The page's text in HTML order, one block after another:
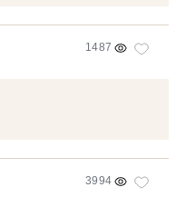
1487
3994